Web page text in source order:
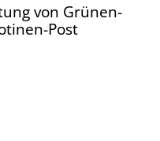
von Grünen-
Post